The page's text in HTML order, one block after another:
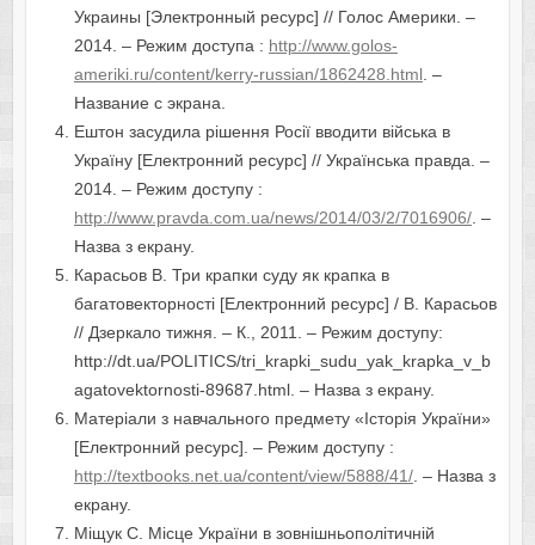
Украины [Электронный ресурс] // Голос Америки. –
2014. – Режим доступа : http://www.golos-
ameriki.ru/content/kerry-russian/1862428.html. –
Название с экрана.
Ештон засудила рішення Росії вводити війська в
Україну [Електронний ресурс] // Українська правда. –
2014. – Режим доступу :
http://www.pravda.com.ua/news/2014/03/2/7016906/. –
Назва з екрану.
Карасьов В. Три крапки суду як крапка в
багатовекторності [Електронний ресурс] / В. Карасьов
// Дзеркало тижня. – К., 2011. – Режим доступу:
http://dt.ua/POLITICS/tri_krapki_sudu_yak_krapka_v_b
agatovektornosti-89687.html. – Назва з екрану.
Матеріали з навчального предмету «Історія України»
[Електронний ресурс]. – Режим доступу :
http://textbooks.net.ua/content/view/5888/41/. – Назва з
екрану.
Міщук С. Місце України в зовнішньополітичній